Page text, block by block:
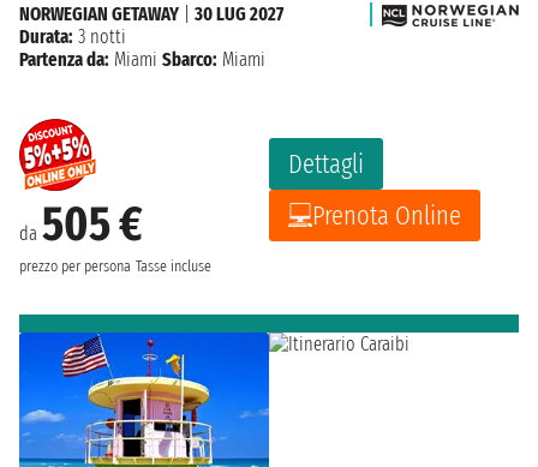
da 505 €
prezzo per persona Tasse incluse
Dettagli
Prenota Online
NORWEGIAN GETAWAY
30 LUG 2027
Durata: 3 notti
Partenza da: Miami Sbarco: Miami